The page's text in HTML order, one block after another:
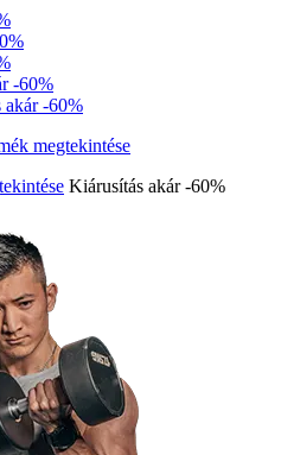
-60%
akár -60%
Kiárusítás akár -60%